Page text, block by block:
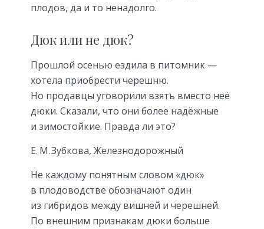
плодов, да и то ненадолго.
Дюк или не дюк?
Прошлой осенью ездила в питомник —
хотела приобрести черешню.
Но продавцы уговорили взять вместо неё
дюки. Сказали, что они более надёжные
и зимостойкие. Правда ли это?
Е. М. Зубкова, Железнодорожный
Не каждому понятным словом «дюк»
в плодоводстве обозначают один
из гибридов между вишней и черешней.
По внешним признакам дюки больше